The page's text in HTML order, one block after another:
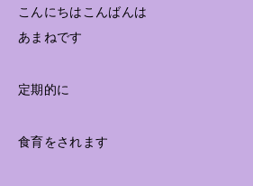
こんにちはこんばんは
あまねです
定期的に
食育をされます